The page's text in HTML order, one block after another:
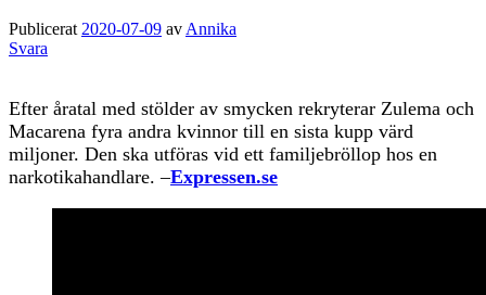
Publicerat 2020-07-09 av Annika
Svara
Efter åratal med stölder av smycken rekryterar Zulema och
Macarena fyra andra kvinnor till en sista kupp värd
miljoner. Den ska utföras vid ett familjebröllop hos en
narkotikahandlare. –Expressen.se